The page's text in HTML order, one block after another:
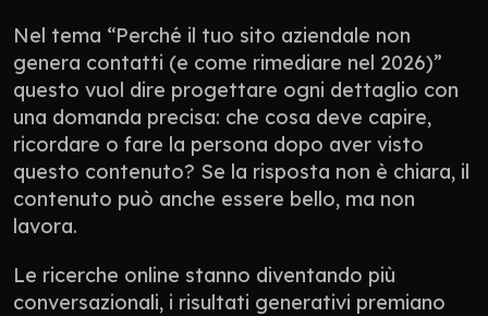
Nel tema “Perché il tuo sito aziendale non
genera contatti (e come rimediare nel 2026)”
questo vuol dire progettare ogni dettaglio con
una domanda precisa: che cosa deve capire,
ricordare o fare la persona dopo aver visto
questo contenuto? Se la risposta non è chiara, il
contenuto può anche essere bello, ma non
lavora.
Le ricerche online stanno diventando più
conversazionali, i risultati generativi premiano